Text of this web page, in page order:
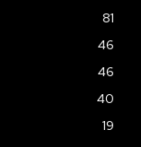
81
46
46
40
19